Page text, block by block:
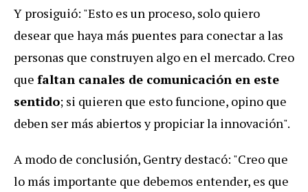
Y prosiguió: "Esto es un proceso, solo quiero
desear que haya más puentes para conectar a las
personas que construyen algo en el mercado. Creo
que faltan canales de comunicación en este
sentido; si quieren que esto funcione, opino que
deben ser más abiertos y propiciar la innovación".
A modo de conclusión, Gentry destacó: "Creo que
lo más importante que debemos entender, es que